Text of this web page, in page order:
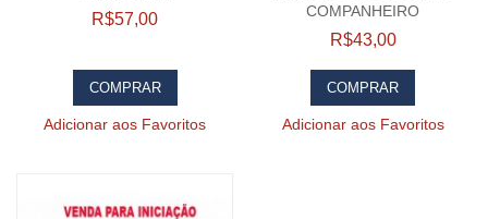
R$57,00
COMPRAR
Adicionar aos Favoritos
COMPANHEIRO
R$43,00
COMPRAR
Adicionar aos Favoritos